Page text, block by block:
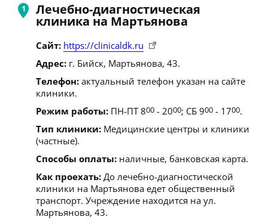
Лечебно-диагностическая
клиника на Мартьянова
Сайт: https://clinicaldk.ru
Адрес: г. Бийск, Мартьянова, 43.
Телефон: актуальный телефон указан на сайте
клиники.
Режим работы: ПН-ПТ 800 - 2000; СБ 900 - 1700.
Тип клиники: Медицинские центры и клиники
(частные).
Способы оплаты: наличные, банковская карта.
Как проехать: До лечебно-диагностической
клиники на Мартьянова едет общественный
транспорт. Учреждение находится на ул.
Мартьянова, 43.